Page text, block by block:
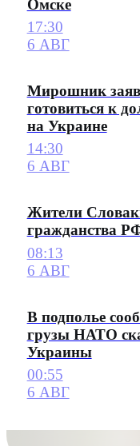
Омске
17:30
6 АВГ
Мирошник
готовиться к
на Украине
14:30
6 АВГ
Жители
гражданства
08:13
6 АВГ
В подполье
грузы НАТО
Украины
00:55
6 АВГ